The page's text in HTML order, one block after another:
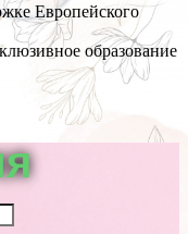
Европейского
образование